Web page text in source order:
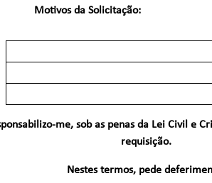
Motivos da Solicitação:
me, sob as penas da Lei Civil e
requisição.
Nestes termos, pede